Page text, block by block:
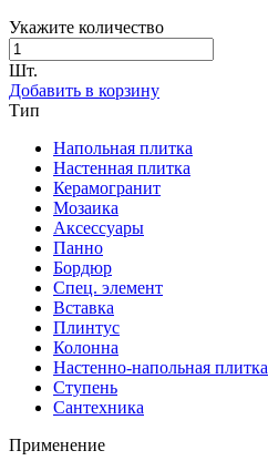
Укажите количество
Шт.
Добавить в корзину
Тип
Напольная плитка
Настенная плитка
Керамогранит
Мозаика
Аксессуары
Панно
Бордюр
Спец. элемент
Вставка
Плинтус
Колонна
Настенно-напольная плитка
Ступень
Сантехника
Применение